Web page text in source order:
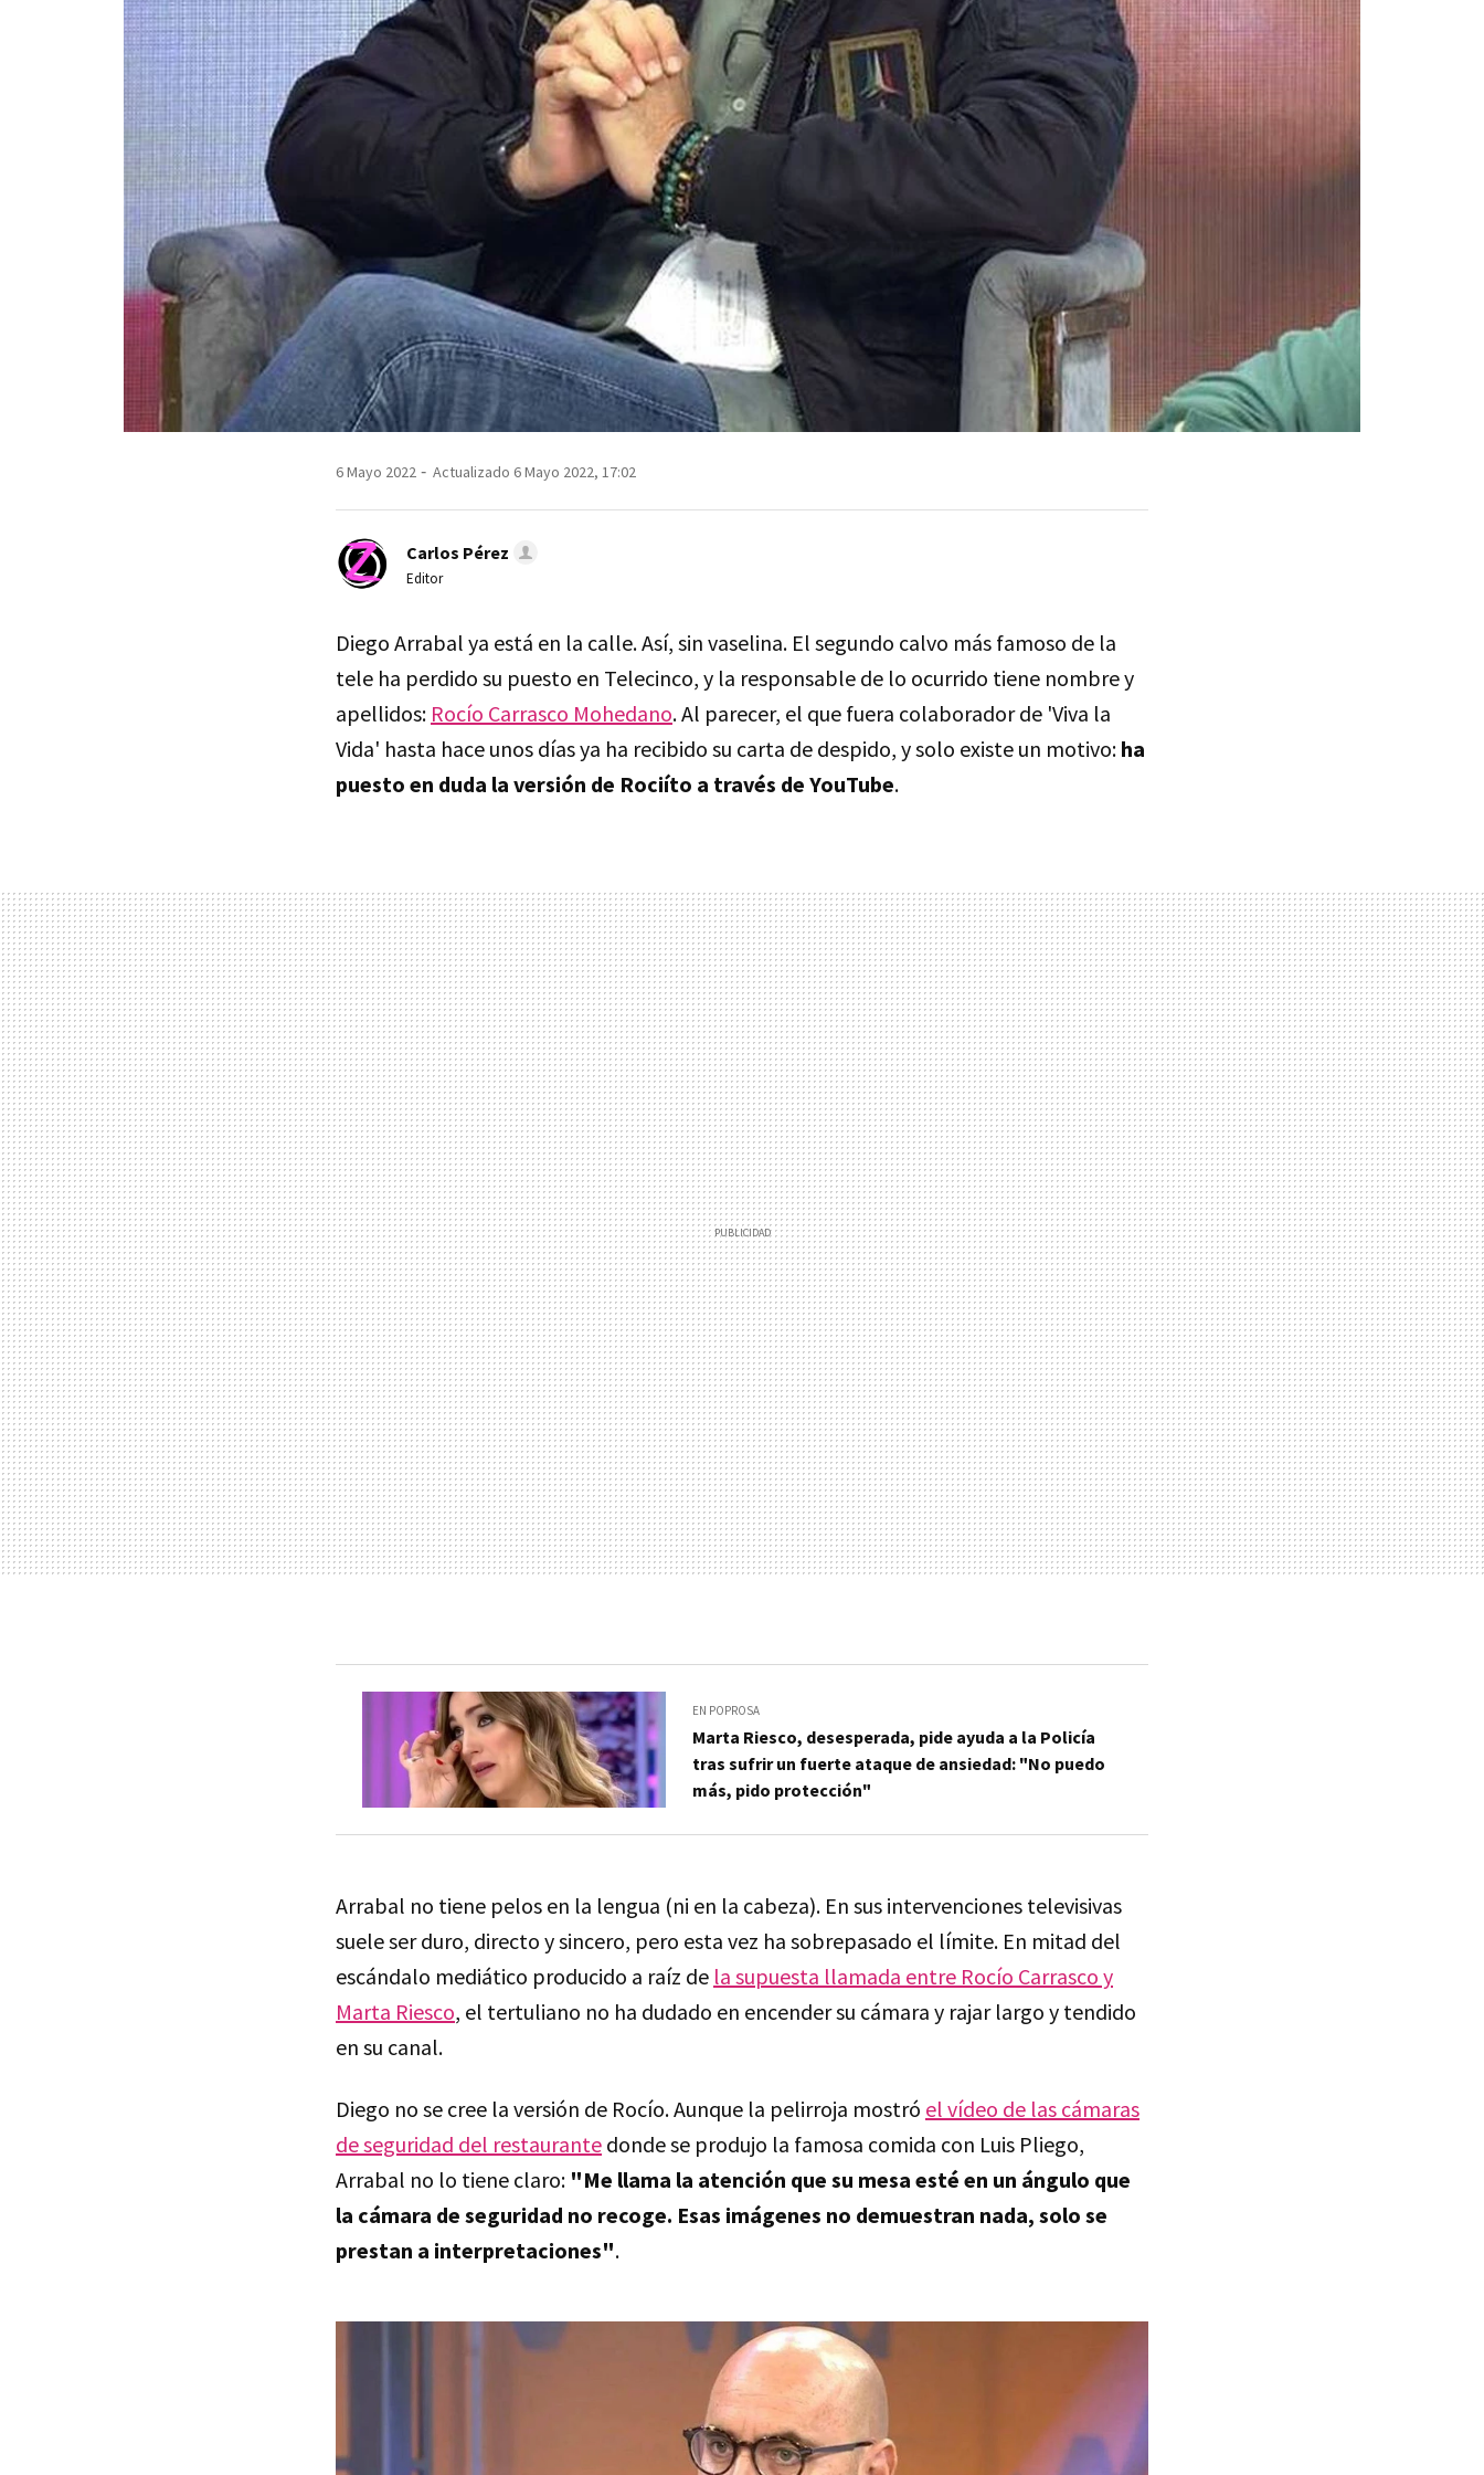
6 Mayo 2022 Actualizado 6 Mayo 2022, 17:02
Carlos Pérez
Editor
Diego Arrabal ya está en la calle. Así, sin vaselina. El segundo calvo más famoso de la
tele ha perdido su puesto en Telecinco, y la responsable de lo ocurrido tiene nombre y
apellidos: Rocío Carrasco Mohedano. Al parecer, el que fuera colaborador de 'Viva la
Vida' hasta hace unos días ya ha recibido su carta de despido, y solo existe un motivo: ha
puesto en duda la versión de Rociíto a través de YouTube.
EN POPROSA
Marta Riesco, desesperada, pide ayuda a la Policía
tras sufrir un fuerte ataque de ansiedad: "No puedo
más, pido protección"
Arrabal no tiene pelos en la lengua (ni en la cabeza). En sus intervenciones televisivas
suele ser duro, directo y sincero, pero esta vez ha sobrepasado el límite. En mitad del
escándalo mediático producido a raíz de la supuesta llamada entre Rocío Carrasco y
Marta Riesco, el tertuliano no ha dudado en encender su cámara y rajar largo y tendido
en su canal.
Diego no se cree la versión de Rocío. Aunque la pelirroja mostró el vídeo de las cámaras
de seguridad del restaurante donde se produjo la famosa comida con Luis Pliego,
Arrabal no lo tiene claro: "Me llama la atención que su mesa esté en un ángulo que
la cámara de seguridad no recoge. Esas imágenes no demuestran nada, solo se
prestan a interpretaciones".